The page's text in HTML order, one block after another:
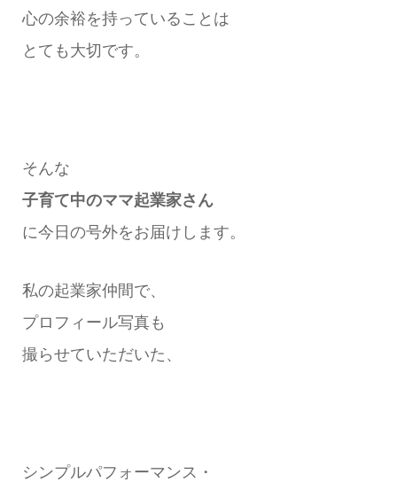
心の余裕を持っていることは
とても大切です。
そんな
子育て中のママ起業家さん
に今日の号外をお届けします。
私の起業家仲間で、
プロフィール写真も
撮らせていただいた、
シンプルパフォーマンス・